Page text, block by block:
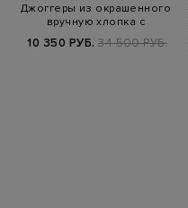
Джоггеры из окрашенного
вручную хлопка с
10 350 РУБ. 34 500 РУБ.